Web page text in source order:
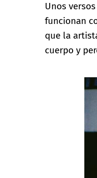
Unos
funcionan
que la
cuerpo y